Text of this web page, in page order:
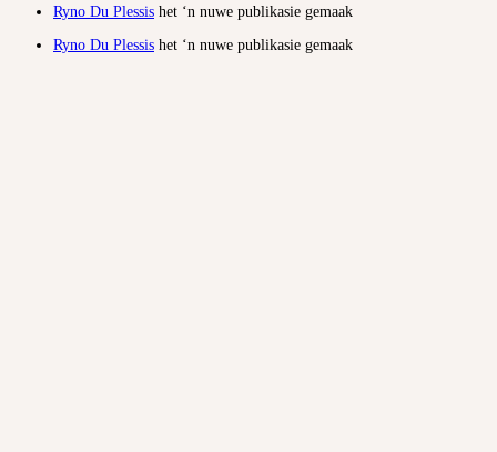
Ryno Du Plessis het ‘n nuwe publikasie gemaak
Ryno Du Plessis het ‘n nuwe publikasie gemaak